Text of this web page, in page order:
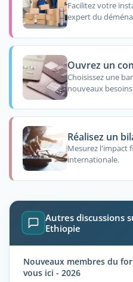
Facilitez votre
expert du
Ouvrez un
Choisissez une
nouveaux
Réalisez un
Mesurez l'impact
internationale.
Autres discussions
Ethiopie
Nouveaux membres du
vous ici - 2026